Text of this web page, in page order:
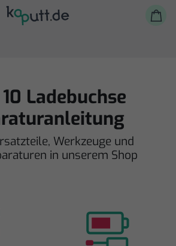
lassen
Ladebuchse
Werkzeuge und
in unserem Shop